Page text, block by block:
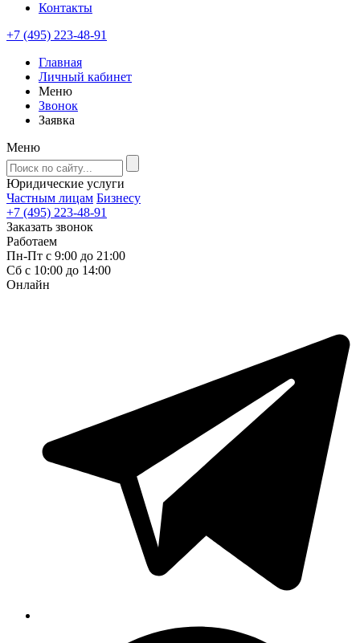
Контакты
+7 (495) 223-48-91
Главная
Личный кабинет
Меню
Звонок
Заявка
Меню
Юридические услуги
Частным лицам Бизнесу
+7 (495) 223-48-91
Заказать звонок
Работаем
Пн-Пт с 9:00 до 21:00
Сб с 10:00 до 14:00
Онлайн